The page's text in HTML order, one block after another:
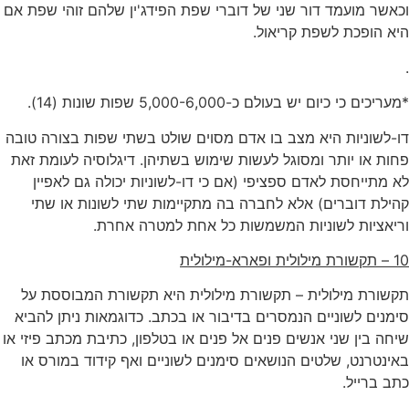
וכאשר מועמד דור שני של דוברי שפת הפידג'ין שלהם זוהי שפת אם
היא הופכת לשפת קריאול.
.
*מעריכים כי כיום יש בעולם כ-5,000-6,000 שפות שונות (14).
דו-לשוניות היא מצב בו אדם מסוים שולט בשתי שפות בצורה טובה
פחות או יותר ומסוגל לעשות שימוש בשתיהן. דיגלוסיה לעומת זאת
לא מתייחסת לאדם ספציפי (אם כי דו-לשוניות יכולה גם לאפיין
קהילת דוברים) אלא לחברה בה מתקיימות שתי לשונות או שתי
וריאציות לשוניות המשמשות כל אחת למטרה אחרת.
10 – תקשורת מילולית ופארא-מילולית
תקשורת מילולית – תקשורת מילולית היא תקשורת המבוססת על
סימנים לשוניים הנמסרים בדיבור או בכתב. כדוגמאות ניתן להביא
שיחה בין שני אנשים פנים אל פנים או בטלפון, כתיבת מכתב פיזי או
באינטרנט, שלטים הנושאים סימנים לשוניים ואף קידוד במורס או
כתב ברייל.